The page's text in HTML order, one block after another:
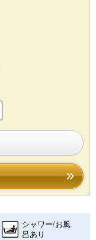
シャワー/お風
呂あり